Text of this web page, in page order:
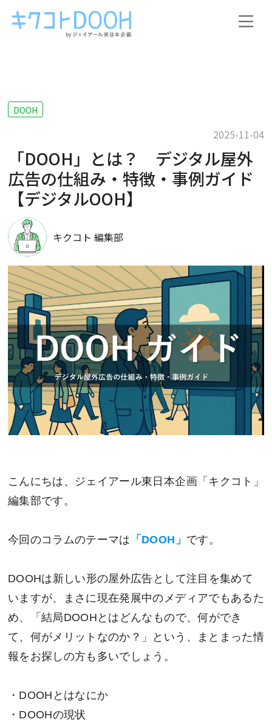
DOOH
2025-11-04
「DOOH」とは？ デジタル屋外
広告の仕組み・特徴・事例ガイド
【デジタルOOH】
キクコト 編集部
こんにちは、ジェイアール東日本企画「キクコト」
編集部です。
今回のコラムのテーマは 「DOOH」 です。
DOOHは新しい形の屋外広告として注目を集めて
いますが、まさに現在発展中のメディアでもあるた
め、「結局DOOHとはどんなもので、何ができ
て、何がメリットなのか？」という、まとまった情
報をお探しの方も多いでしょう。
・DOOHとはなにか
・DOOHの現状